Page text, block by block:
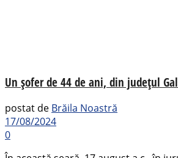
Un șofer de 44 de ani, din județul
postat de Brăila Noastră
17/08/2024
0